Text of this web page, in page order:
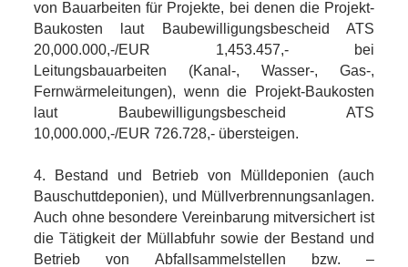
von Bauarbeiten für Projekte, bei denen die Projekt-
Baukosten laut Baubewilligungsbescheid ATS
20,000.000,-/EUR 1,453.457,- bei
Leitungsbauarbeiten (Kanal-, Wasser-, Gas-,
Fernwärmeleitungen), wenn die Projekt-Baukosten
laut Baubewilligungsbescheid ATS
10,000.000,-/EUR 726.728,- übersteigen.
4. Bestand und Betrieb von Mülldeponien (auch
Bauschuttdeponien), und Müllverbrennungsanlagen.
Auch ohne besondere Vereinbarung mitversichert ist
die Tätigkeit der Müllabfuhr sowie der Bestand und
Betrieb von Abfallsammelstellen bzw. –